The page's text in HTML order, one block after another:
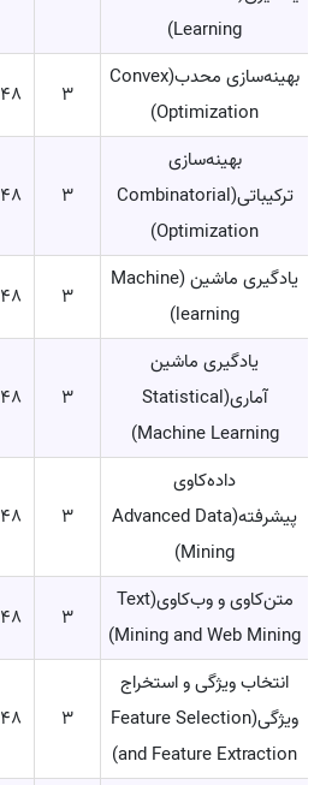
Learning)
بهینه‌سازی محدب(Convex
Optimization)
3
48
بهینه‌سازی
ترکیباتی(Combinatorial
Optimization)
3
48
یادگیری ماشین (Machine
learning)
3
48
یادگیری ماشین
آماری(Statistical
Machine Learning)
3
48
داده‌کاوی
پیشرفته(Advanced Data
Mining)
3
48
متن‌کاوی و وب‌کاوی(Text
Mining and Web Mining)
3
48
انتخاب ویژگی و استخراج
ویژگی(Feature Selection
and Feature Extraction)
3
48